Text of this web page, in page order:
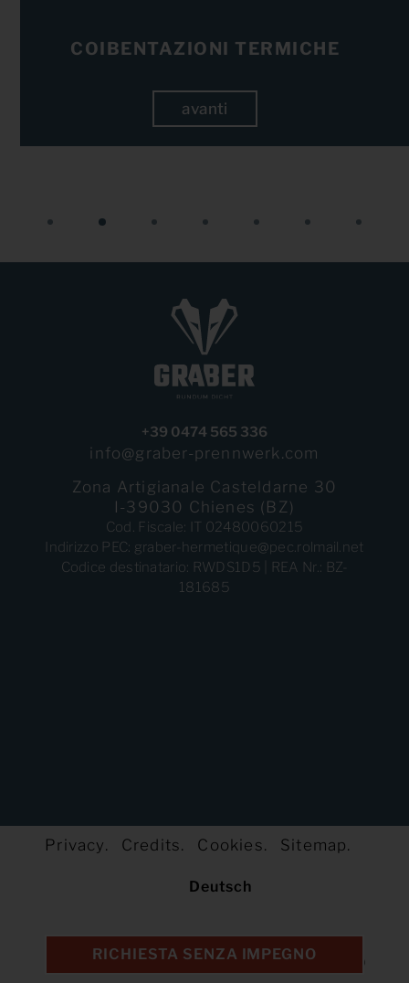
RICHIESTA SENZA IMPEGNO
COIBENTAZIONI TERMICHE
avanti
+39 0474 565 336
info@graber-prennwerk.com
Zona Artigianale Casteldarne 30
I-39030 Chienes (BZ)
Cod. Fiscale: IT 02480060215
Indirizzo PEC: graber-hermetique@pec.rolmail.net
Codice destinatario: RWDS1D5 | REA Nr.: BZ-
181685
Privacy. Credits. Cookies. Sitemap.
Deutsch